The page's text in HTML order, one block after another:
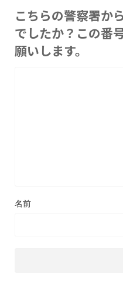
こちらの警察署か
でしたか？この番
願いします。
名前